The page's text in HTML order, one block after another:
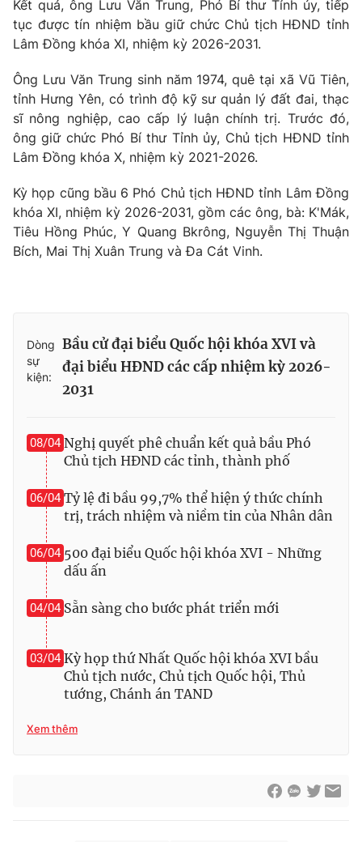
® Cấm sao chép dưới mọi hình thức nếu không có sự chấp
thuận bằng văn bản. Ghi rõ nguồn VTV.vn khi phát hành lại
thông tin từ website này.
Kết quả, ông Lưu Văn Trung, Phó Bí thư Tỉnh ủy, tiếp
tục được tín nhiệm bầu giữ chức Chủ tịch HĐND tỉnh
Lâm Đồng khóa XI, nhiệm kỳ 2026-2031.
Ông Lưu Văn Trung sinh năm 1974, quê tại xã Vũ Tiên,
tỉnh Hưng Yên, có trình độ kỹ sư quản lý đất đai, thạc
sĩ nông nghiệp, cao cấp lý luận chính trị. Trước đó,
ông giữ chức Phó Bí thư Tỉnh ủy, Chủ tịch HĐND tỉnh
Lâm Đồng khóa X, nhiệm kỳ 2021-2026.
Kỳ họp cũng bầu 6 Phó Chủ tịch HĐND tỉnh Lâm Đồng
khóa XI, nhiệm kỳ 2026-2031, gồm các ông, bà: K'Mák,
Tiêu Hồng Phúc, Y Quang Bkrông, Nguyễn Thị Thuận
Bích, Mai Thị Xuân Trung và Đa Cát Vinh.
Dòng
sự
kiện:
Bầu cử đại biểu Quốc hội khóa XVI và
đại biểu HĐND các cấp nhiệm kỳ 2026-
2031
08/04 Nghị quyết phê chuẩn kết quả bầu Phó
Chủ tịch HĐND các tỉnh, thành phố
06/04 Tỷ lệ đi bầu 99,7% thể hiện ý thức chính
trị, trách nhiệm và niềm tin của Nhân dân
06/04 500 đại biểu Quốc hội khóa XVI - Những
dấu ấn
04/04 Sẵn sàng cho bước phát triển mới
03/04 Kỳ họp thứ Nhất Quốc hội khóa XVI bầu
Chủ tịch nước, Chủ tịch Quốc hội, Thủ
tướng, Chánh án TAND
Xem thêm